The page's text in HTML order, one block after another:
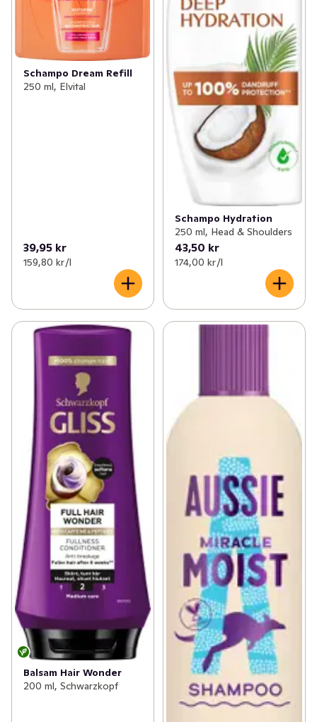
Schampo Dream Refill
250 ml, Elvital
39,95 kr
159,80 kr /l
Schampo Hydration
250 ml, Head & Shoulders
43,50 kr
174,00 kr /l
Balsam Hair Wonder
200 ml, Schwarzkopf